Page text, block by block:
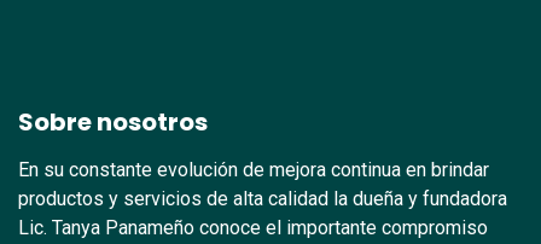
Sobre nosotros
En su constante evolución de mejora continua en brindar
productos y servicios de alta calidad la dueña y fundadora
Lic. Tanya Panameño conoce el importante compromiso